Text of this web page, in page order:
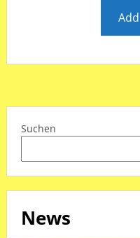
Suchen
News